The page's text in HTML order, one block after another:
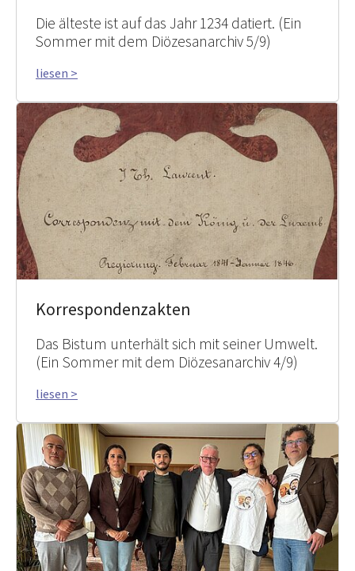
Die älteste ist auf das Jahr 1234 datiert. (Ein
Sommer mit dem Diözesanarchiv 5/9)
liesen >
Korrespondenzakten
Das Bistum unterhält sich mit seiner Umwelt.
(Ein Sommer mit dem Diözesanarchiv 4/9)
liesen >